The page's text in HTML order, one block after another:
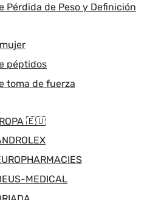
Pérdida de Peso y Definición
péptidos
toma de fuerza
🇪🇺
MEDICAL